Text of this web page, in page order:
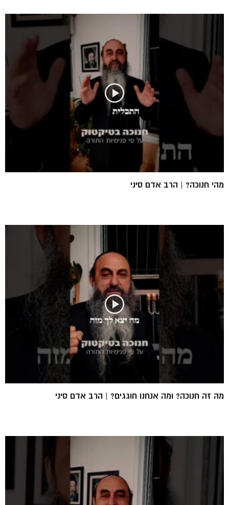
מהי חנוכה? | הרב אדם סיני
מה זה חנוכה? ומה אנחנו חוגגים? | הרב אדם סיני